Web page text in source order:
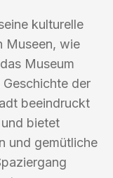
kulturelle
Museen, wie
Museum
der
beeindruckt
bietet
und gemütliche